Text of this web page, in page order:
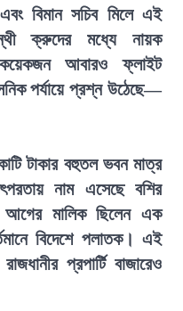
বিমান সচিব মিলে এই
ক্রুদের মধ্যে নায়ক
আবারও ফ্লাইট
পর্যায়ে প্রশ্ন উঠেছে—
টাকার বহুতল ভবন মাত্র
নাম এসেছে বশির
আগের মালিক ছিলেন এক
বিদেশে পলাতক। এই
প্রপার্টি বাজারেও